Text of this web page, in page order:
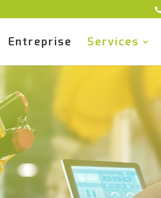
Entreprise Services